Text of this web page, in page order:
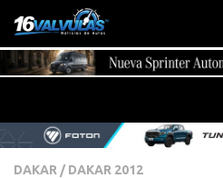
Saltar al contenido
DAKAR / DAKAR 2012